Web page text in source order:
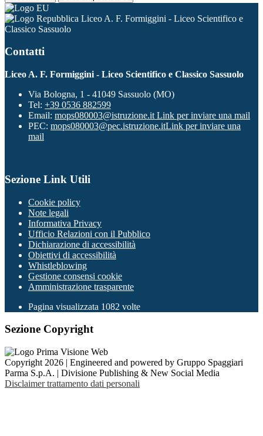
Liceo A. F. Formiggini - Liceo Scientifico e
Classico Sassuolo
Contatti
Liceo A. F. Formiggini - Liceo Scientifico e Classico Sassuolo
Via Bologna, 1 - 41049 Sassuolo (MO)
Tel: +39 0536 882599
Email: mops080003@istruzione.it Link per inviare una mail
PEC: mops080003@pec.istruzione.itLink per inviare una
mail
Sezione Link Utili
Cookie policy
Note legali
Informativa Privacy
Ufficio Relazioni con il Pubblico
Dichiarazione di accessibilità
Obiettivi di accessibilità
Whistleblowing
Gestione consensi cookie
Amministrazione trasparente
Pagina visualizzata 1082 volte
Sezione Copyright
Copyright 2026 | Engineered and powered by Gruppo Spaggiari
Parma S.p.A. | Divisione Publishing & New Social Media
Disclaimer trattamento dati personali